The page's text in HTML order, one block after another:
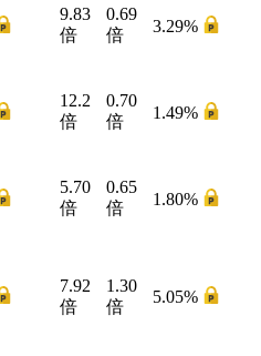
9.83
倍
0.69
倍
3.29%
12.2
倍
0.70
倍
1.49%
5.70
倍
0.65
倍
1.80%
7.92
倍
1.30
倍
5.05%